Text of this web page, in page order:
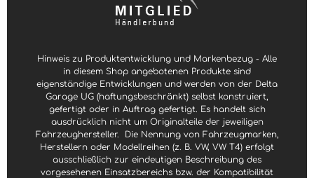
Hinweis zu Produktentwicklung und Markenbezug - Alle
in diesem Shop angebotenen Produkte sind
eigenständige Entwicklungen und werden von der Delta
Garage UG (haftungsbeschränkt) selbst konstruiert,
gefertigt oder in Auftrag gefertigt. Es handelt sich
ausdrücklich nicht um Originalteile der jeweiligen
Fahrzeughersteller.
Die Nennung von Fahrzeugmarken,
Herstellern oder Modellreihen (z. B. VW, VW T4) erfolgt
ausschließlich zur eindeutigen Beschreibung des
vorgesehenen Einsatzbereichs bzw. der Kompatibilität